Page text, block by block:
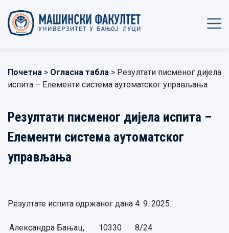
Почетна > Огласна табла > Резултати писменог дијела
испита – Елементи система аутоматског управљања
Резултати писменог дијела испита –
Елементи система аутоматског
управљања
Резултате испита одржаног дана 4. 9. 2025.
Александра Бањац, 10330
8/24